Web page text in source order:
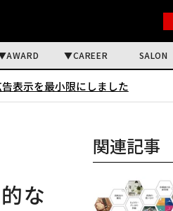
AWARD CAREER SALON
表示を最小限にしました
な
関連記事